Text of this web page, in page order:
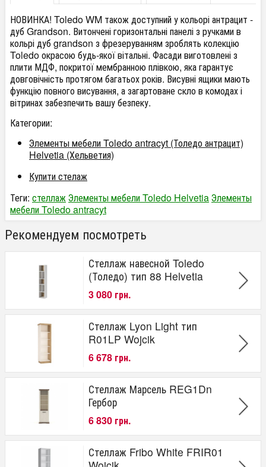
НОВИНКА! Toledo WM також доступний у кольорі антрацит -
дуб Grandson. Витончені горизонтальні панелі з ручками в
кольрі дуб grandson з фрезеруванням зроблять колекцію
Toledo окрасою будь-якої вітальні. Фасади виготовлені з
плити МДФ, покритої мембранною плівкою, яка гарантує
довговічність протягом багатьох років. Висувні ящики мають
функцію повного висування, а загартоване скло в комодах і
вітринах забезпечить вашу безпеку.
Категории:
Элементы мебели Toledo antracyt (Толедо антрацит)
Helvetia (Хельветия)
Купити стелаж
Теги: стеллажЭлементы мебели Toledo HelvetiaЭлементы
мебели Toledo antracyt
Рекомендуем посмотреть
Стеллаж навесной Toledo
(Толедо) тип 88 Helvetia
3 080 грн.
Стеллаж Lyon Light тип
R01LP Wojcik
6 678 грн.
Стеллаж Марсель REG1Dn
Гербор
6 830 грн.
Стеллаж Fribo White FRIR01